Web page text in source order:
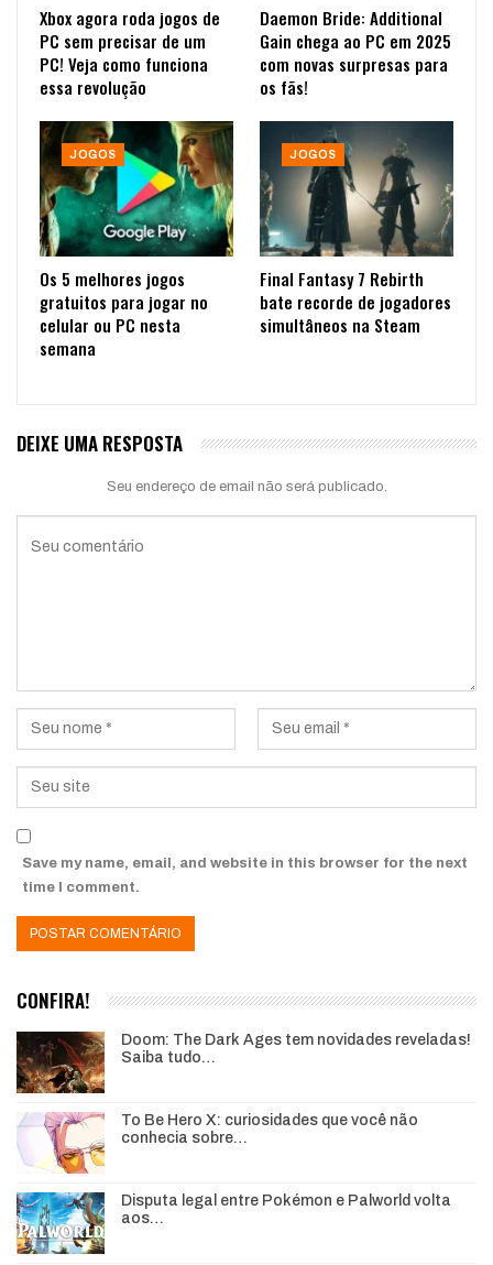
Xbox agora roda jogos de
PC sem precisar de um
PC! Veja como funciona
essa revolução
Daemon Bride: Additional
Gain chega ao PC em 2025
com novas surpresas para
os fãs!
JOGOS
Os 5 melhores jogos
gratuitos para jogar no
celular ou PC nesta
semana
JOGOS
Final Fantasy 7 Rebirth
bate recorde de jogadores
simultâneos na Steam
DEIXE UMA RESPOSTA
Seu endereço de email não será publicado.
Save my name, email, and website in this browser for the next
time I comment.
CONFIRA!
Doom: The Dark Ages tem novidades reveladas!
Saiba tudo…
To Be Hero X: curiosidades que você não
conhecia sobre…
Disputa legal entre Pokémon e Palworld volta
aos…